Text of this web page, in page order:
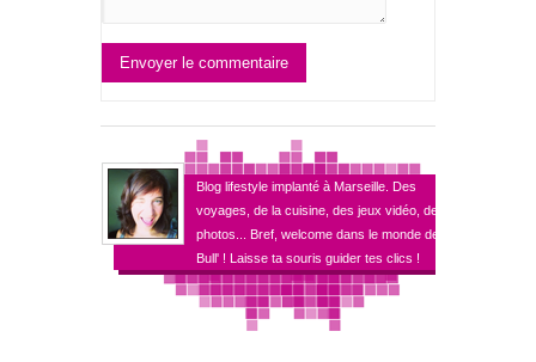
Envoyer le commentaire
Blog lifestyle implanté à Marseille. Des
voyages, de la cuisine, des jeux vidéo, des
photos... Bref, welcome dans le monde de
Bull' ! Laisse ta souris guider tes clics !